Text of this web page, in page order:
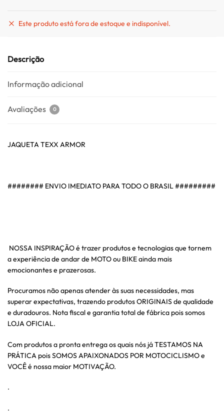
Este produto está fora de estoque e indisponível.
Descrição
Informação adicional
Avaliações 0
JAQUETA TEXX ARMOR
######## ENVIO IMEDIATO PARA TODO O BRASIL #########
NOSSA INSPIRAÇÃO é trazer produtos e tecnologias que tornem
a experiência de andar de MOTO ou BIKE ainda mais
emocionantes e prazerosas.
Procuramos não apenas atender às suas necessidades, mas
superar expectativas, trazendo produtos ORIGINAIS de qualidade
e duradouros. Nota fiscal e garantia total de fábrica pois somos
LOJA OFICIAL.
Com produtos a pronta entrega os quais nós já TESTAMOS NA
PRÁTICA pois SOMOS APAIXONADOS POR MOTOCICLISMO e
VOCÊ é nossa maior MOTIVAÇÃO.
.
.